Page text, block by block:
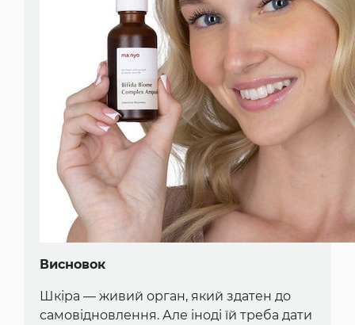
Висновок
Шкіра — живий орган, який здатен до
самовідновлення. Але іноді їй треба дати